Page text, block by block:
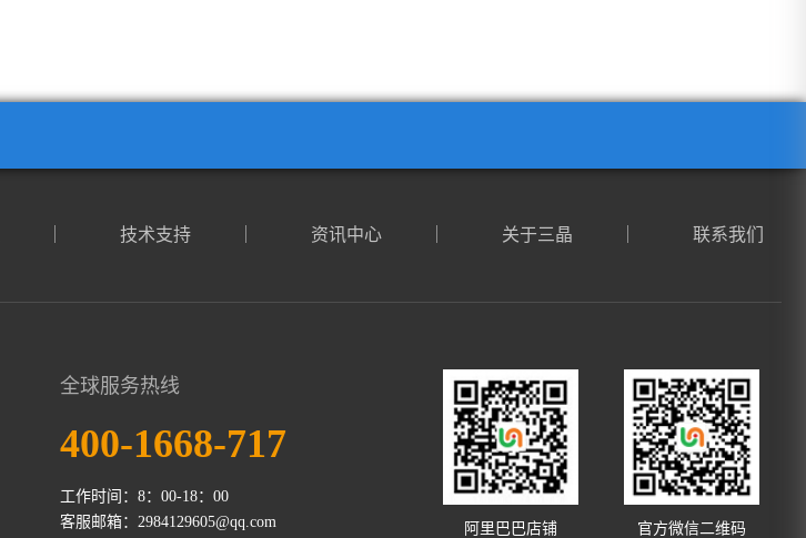
技术支持 资讯中心 关于三晶 联系我们
全球服务热线
400-1668-717
工作时间：8：00-18：00
客服邮箱：2984129605@qq.com
阿里巴巴店铺 官方微信二维码